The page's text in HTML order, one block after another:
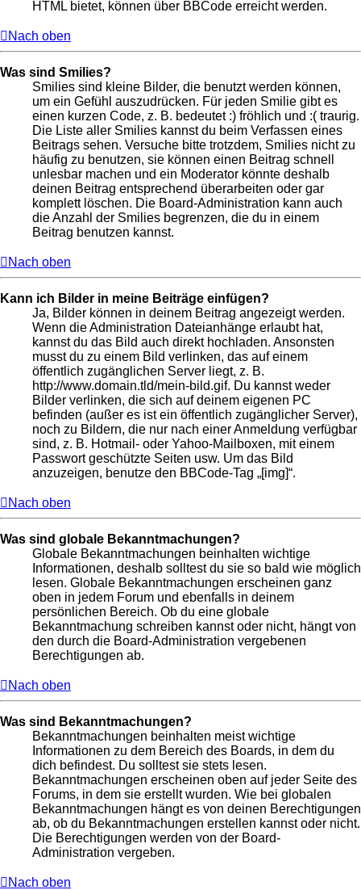
HTML bietet, können über BBCode erreicht werden.
Nach oben
Was sind Smilies?
Smilies sind kleine Bilder, die benutzt werden können,
um ein Gefühl auszudrücken. Für jeden Smilie gibt es
einen kurzen Code, z. B. bedeutet :) fröhlich und :( traurig.
Die Liste aller Smilies kannst du beim Verfassen eines
Beitrags sehen. Versuche bitte trotzdem, Smilies nicht zu
häufig zu benutzen, sie können einen Beitrag schnell
unlesbar machen und ein Moderator könnte deshalb
deinen Beitrag entsprechend überarbeiten oder gar
komplett löschen. Die Board-Administration kann auch
die Anzahl der Smilies begrenzen, die du in einem
Beitrag benutzen kannst.
Nach oben
Kann ich Bilder in meine Beiträge einfügen?
Ja, Bilder können in deinem Beitrag angezeigt werden.
Wenn die Administration Dateianhänge erlaubt hat,
kannst du das Bild auch direkt hochladen. Ansonsten
musst du zu einem Bild verlinken, das auf einem
öffentlich zugänglichen Server liegt, z. B.
http://www.domain.tld/mein-bild.gif. Du kannst weder
Bilder verlinken, die sich auf deinem eigenen PC
befinden (außer es ist ein öffentlich zugänglicher Server),
noch zu Bildern, die nur nach einer Anmeldung verfügbar
sind, z. B. Hotmail- oder Yahoo-Mailboxen, mit einem
Passwort geschützte Seiten usw. Um das Bild
anzuzeigen, benutze den BBCode-Tag „[img]“.
Nach oben
Was sind globale Bekanntmachungen?
Globale Bekanntmachungen beinhalten wichtige
Informationen, deshalb solltest du sie so bald wie möglich
lesen. Globale Bekanntmachungen erscheinen ganz
oben in jedem Forum und ebenfalls in deinem
persönlichen Bereich. Ob du eine globale
Bekanntmachung schreiben kannst oder nicht, hängt von
den durch die Board-Administration vergebenen
Berechtigungen ab.
Nach oben
Was sind Bekanntmachungen?
Bekanntmachungen beinhalten meist wichtige
Informationen zu dem Bereich des Boards, in dem du
dich befindest. Du solltest sie stets lesen.
Bekanntmachungen erscheinen oben auf jeder Seite des
Forums, in dem sie erstellt wurden. Wie bei globalen
Bekanntmachungen hängt es von deinen Berechtigungen
ab, ob du Bekanntmachungen erstellen kannst oder nicht.
Die Berechtigungen werden von der Board-
Administration vergeben.
Nach oben